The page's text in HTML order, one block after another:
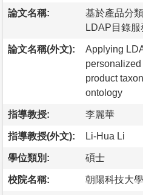
論文名稱:
基於產品分
LDAP目錄
論文名稱(外文):
Applying
product
ontology
指導教授: 李麗華
指導教授(外文): Li-Hua Li
學位類別: 碩士
校院名稱: 朝陽科技大學